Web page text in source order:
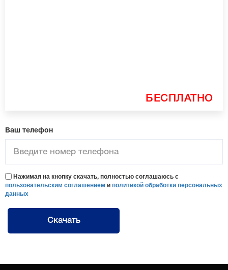
БЕСПЛАТНО
Ваш телефон
Нажимая на кнопку скачать, полностью соглашаюсь с
пользовательским соглашением иполитикой обработки персональных
данных
Скачать